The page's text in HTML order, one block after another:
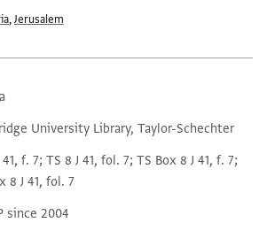
,Jerusalem
University Library, Taylor-Schechter
41, f. 7; TS 8 J 41, fol. 7; TS Box 8 J 41, f. 7;
8 J 41, fol. 7
since 2004